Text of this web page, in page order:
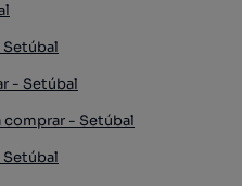
Setúbal
- Setúbal
comprar - Setúbal
Setúbal